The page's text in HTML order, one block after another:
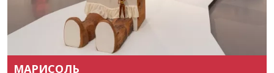
МАРИСОЛЬ